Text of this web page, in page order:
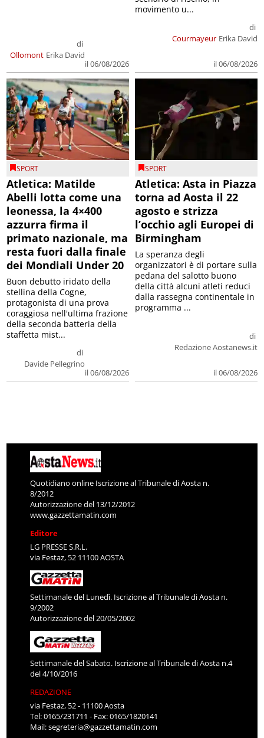
Ollomont
di
Erika David
il 06/08/2026
Courmayeur
di
Erika David
il 06/08/2026
movimento u...
SPORT
Atletica: Matilde
Abelli lotta come una
leonessa, la 4×400
azzurra firma il
primato nazionale, ma
resta fuori dalla finale
dei Mondiali Under 20
di
Davide Pellegrino
il 06/08/2026
Buon debutto iridato della
stellina della Cogne,
protagonista di una prova
coraggiosa nell'ultima frazione
della seconda batteria della
staffetta mist...
SPORT
Atletica: Asta in Piazza
torna ad Aosta il 22
agosto e strizza
l’occhio agli Europei di
Birmingham
di
Redazione Aostanews.it
il 06/08/2026
La speranza degli
organizzatori è di portare sulla
pedana del salotto buono
della città alcuni atleti reduci
dalla rassegna continentale in
programma ...
Quotidiano online Iscrizione al Tribunale di Aosta n.
8/2012
Autorizzazione del 13/12/2012
www.gazzettamatin.com
Editore
LG PRESSE S.R.L.
via Festaz, 52 11100 AOSTA
Settimanale del Lunedì. Iscrizione al Tribunale di Aosta n.
9/2002
Autorizzazione del 20/05/2002
Settimanale del Sabato. Iscrizione al Tribunale di Aosta n.4
del 4/10/2016
REDAZIONE
via Festaz, 52 - 11100 Aosta
Tel: 0165/231711 - Fax: 0165/1820141
Mail:segreteria@gazzettamatin.com